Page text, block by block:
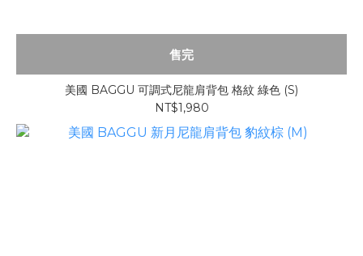
售完
美國 BAGGU 可調式尼龍肩背包 格紋 綠色 (S)
NT$1,980